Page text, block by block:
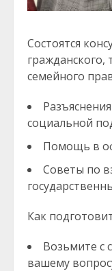
Состоятся
семейного
социальной
Помощь в
Советы по
Как
Возьмите с
вашему